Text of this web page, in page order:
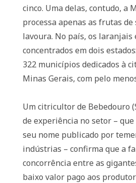
cinco. Uma delas, contudo, a
processa apenas as frutas
lavoura. No país, os laranjais
concentrados em dois
322 municípios dedicados à
Minas Gerais, com pelo
Um citricultor de Bebedouro
de experiência no setor –
seu nome publicado por
indústrias – confirma que a
concorrência entre as
baixo valor pago aos